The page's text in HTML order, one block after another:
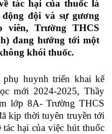
tác hại của thuốc lá
đội và sự gương
viên, Trường THCS
đang hướng tới một
khói thuốc.
huynh triển khai kế
mới 2024-2025, Thầy
lớp 8A- Trường THCS
kịp thời tuyên truyền tới
hại của việc hútthuốc